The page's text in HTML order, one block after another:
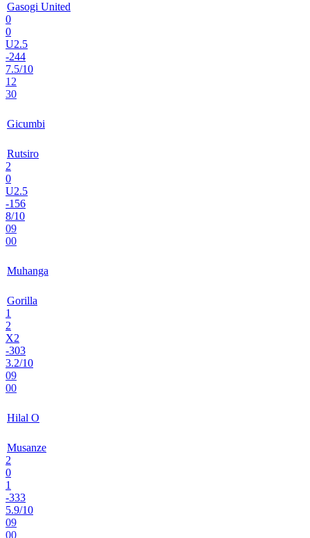
Gasogi United
0
0
U2.5
-244
7.5/10
12
30
Gicumbi
Rutsiro
2
0
U2.5
-156
8/10
09
00
Muhanga
Gorilla
1
2
X2
-303
3.2/10
09
00
Hilal O
Musanze
2
0
1
-333
5.9/10
09
00